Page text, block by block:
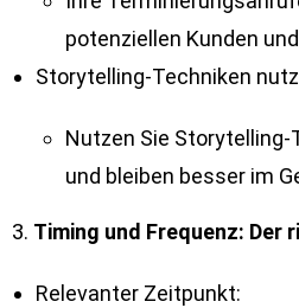
potenziellen Kunden
Storytelling-Techniken
Nutzen Sie
und bleiben besser im
3. Timing und Frequenz:
Relevanter Zeitpunkt: